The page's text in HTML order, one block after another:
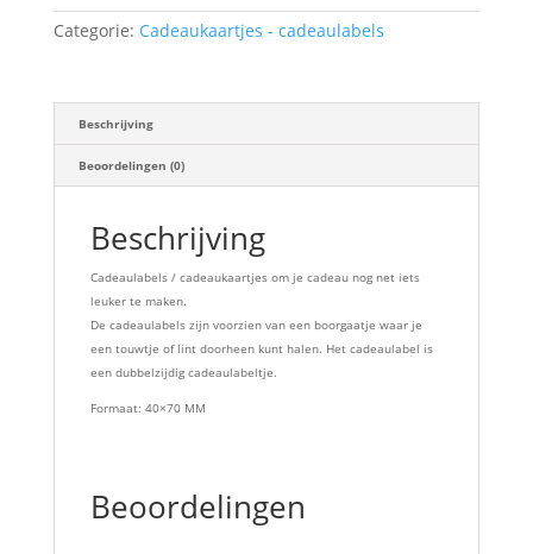
Categorie: Cadeaukaartjes - cadeaulabels
Beschrijving
Beoordelingen (0)
Beschrijving
Cadeaulabels / cadeaukaartjes om je cadeau nog net iets
leuker te maken.
De cadeaulabels zijn voorzien van een boorgaatje waar je
een touwtje of lint doorheen kunt halen. Het cadeaulabel is
een dubbelzijdig cadeaulabeltje.
Formaat: 40×70 MM
Beoordelingen